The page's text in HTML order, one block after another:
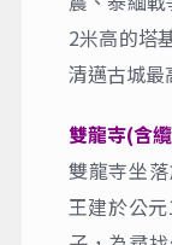
成為人們
落，恰是
寧靜與美麗
大塔寺
柴迪隆寺
年，其主